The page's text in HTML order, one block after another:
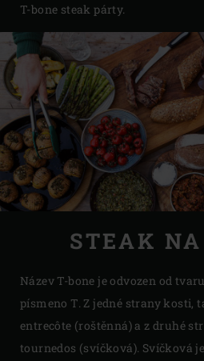
T-bone steak párty.
STEAK
Název T-bone je odvozen od
písmeno T. Z jedné strany kosti,
entrecôte (roštěnná) a z druhé
tournedos (svíčková). Svíčková